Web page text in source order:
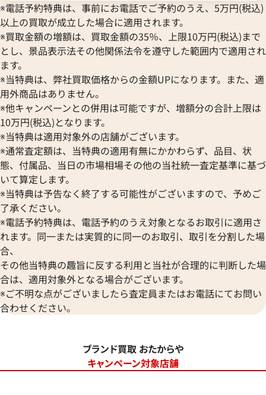
※電話予約特典は、事前にお電話でご予約のうえ、5万円(税込)
以上の買取が成立した場合に適用されます。
※買取金額の増額は、買取金額の35％、上限10万円(税込)まで
とし、景品表示法その他関係法令を遵守した範囲内で適用され
ます。
※当特典は、弊社買取価格からの金額UPになります。また、適
用外商品はありません。
※他キャンペーンとの併用は可能ですが、増額分の合計上限は
10万円(税込)となります。
※当特典は適用対象外の店舗がございます。
※通常査定額は、当特典の適用有無にかかわらず、品目、状
態、付属品、当日の市場相場その他の当社統一査定基準に基づ
いて算定します。
※当特典は予告なく終了する可能性がございますので、予めご
了承ください。
※電話予約特典は、電話予約のうえ対象となるお取引に適用さ
れます。同一または実質的に同一のお取引、取引を分割した場
合、
その他当特典の趣旨に反する利用と当社が合理的に判断した場
合は、適用対象外となる場合がございます。
※ご不明な点がございましたら査定員またはお電話にてお問い
合わせください。
ブランド買取 おたからや
キャンペーン対象店舗